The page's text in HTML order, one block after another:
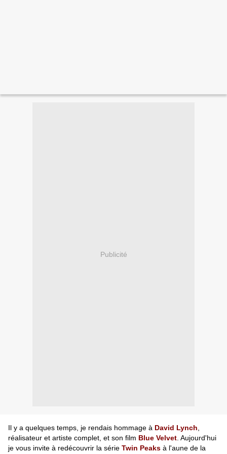
Publicité
Il y a quelques temps, je rendais hommage à David Lynch
réalisateur et artiste complet, et son film Blue Velvet . Aujourd'hui
je vous invite à redécouvrir la série Twin Peaks à l'aune de la